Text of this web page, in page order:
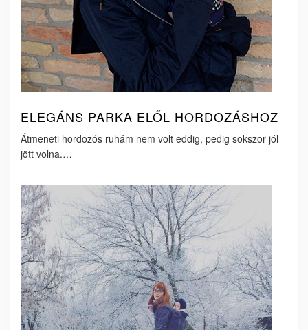
ELEGÁNS PARKA ELŐL HORDOZÁSHOZ
Átmeneti hordozós ruhám nem volt eddig, pedig sokszor jól
jött volna.…